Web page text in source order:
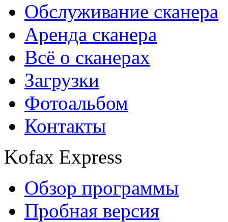
Обслуживание сканера
Аренда сканера
Всё о сканерах
Загрузки
Фотоальбом
Контакты
Kofax Express
Обзор программы
Пробная версия